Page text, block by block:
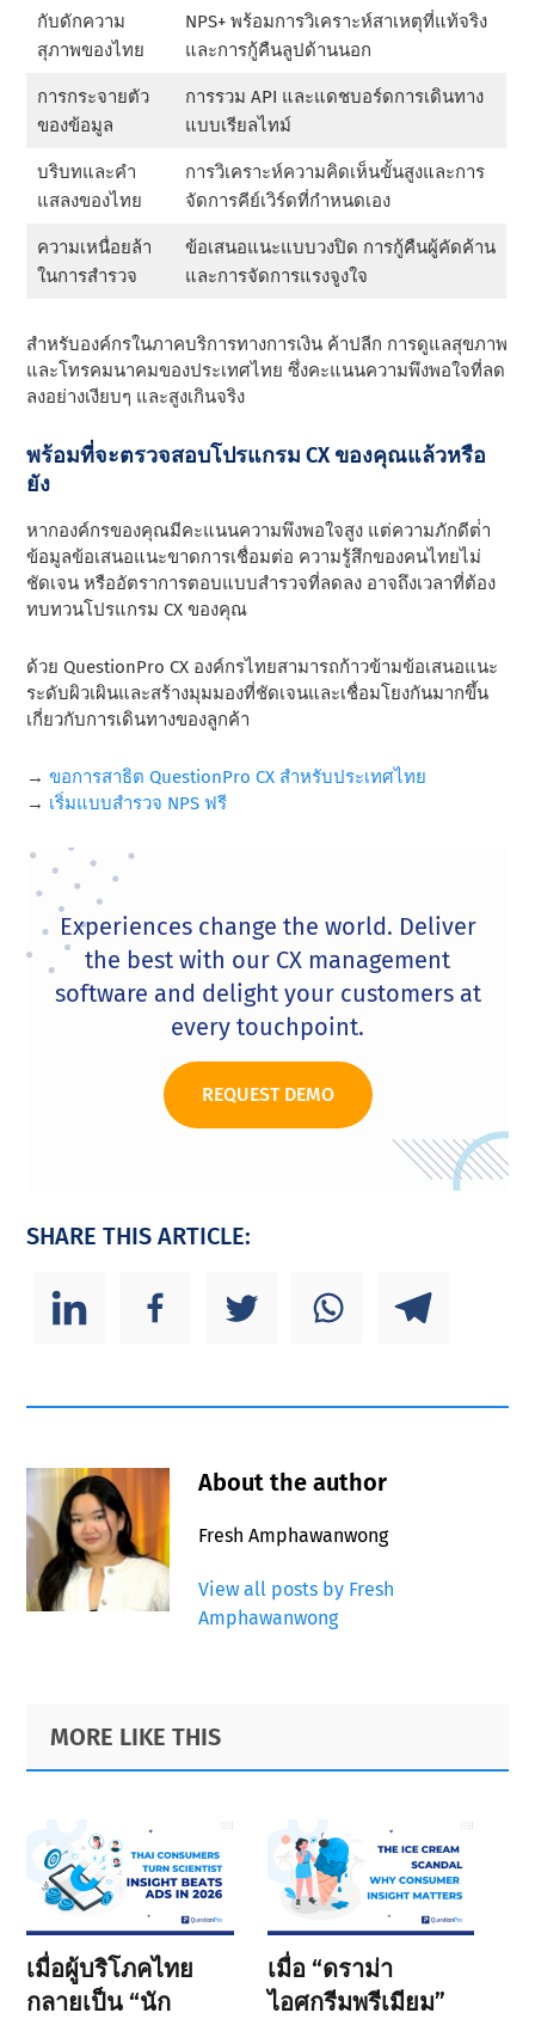
กับดักความ
สุภาพของไทย
NPS+ พร้อมการวิเคราะห์สาเหตุที่แท้จริง
และการกู้คืนลูปด้านนอก
การกระจายตัว
ของข้อมูล
การรวม API และแดชบอร์ดการเดินทาง
แบบเรียลไทม์
บริบทและคํา
แสลงของไทย
การวิเคราะห์ความคิดเห็นขั้นสูงและการ
จัดการคีย์เวิร์ดที่กําหนดเอง
ความเหนื่อยล้า
ในการสํารวจ
ข้อเสนอแนะแบบวงปิด การกู้คืนผู้คัดค้าน
และการจัดการแรงจูงใจ
สําหรับองค์กรในภาคบริการทางการเงิน ค้าปลีก การดูแลสุขภาพ
และโทรคมนาคมของประเทศไทย ซึ่งคะแนนความพึงพอใจที่ลด
ลงอย่างเงียบๆ และสูงเกินจริง
พร้อมที่จะตรวจสอบโปรแกรม CX ของคุณแล้วหรือ
ยัง
หากองค์กรของคุณมีคะแนนความพึงพอใจสูง แต่ความภักดีต่ํา
ข้อมูลข้อเสนอแนะขาดการเชื่อมต่อ ความรู้สึกของคนไทยไม่
ชัดเจน หรืออัตราการตอบแบบสํารวจที่ลดลง อาจถึงเวลาที่ต้อง
ทบทวนโปรแกรม CX ของคุณ
ด้วย QuestionPro CX องค์กรไทยสามารถก้าวข้ามข้อเสนอแนะ
ระดับผิวเผินและสร้างมุมมองที่ชัดเจนและเชื่อมโยงกันมากขึ้น
เกี่ยวกับการเดินทางของลูกค้า
→ ขอการสาธิต QuestionPro CX สําหรับประเทศไทย
→ เริ่มแบบสํารวจ NPS ฟรี
Experiences change the world. Deliver
the best with our CX management
software and delight your customers at
every touchpoint.
REQUEST DEMO
SHARE THIS ARTICLE:
About the author
Fresh Amphawanwong
View all posts by Fresh
Amphawanwong
Primary
Sidebar
Footer
MORE LIKE THIS
เมื่อผู้บริโภคไทย
กลายเป็น “นัก
เมื่อ “ดราม่า
ไอศกรีมพรีเมียม”